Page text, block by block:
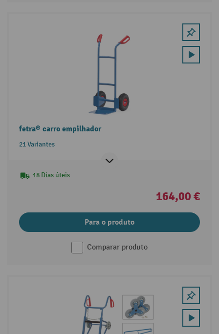
fetra® carro empilhador
21 Variantes
18 Dias úteis
164,00 €
Para o produto
Comparar produto